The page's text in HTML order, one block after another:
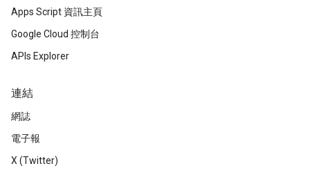
Apps Script 資訊主頁
Google Cloud 控制台
APIs Explorer
連結
網誌
電子報
X (Twitter)